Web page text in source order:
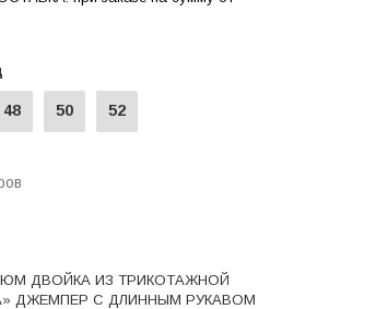
48 50 52
ДВОЙКА ИЗ ТРИКОТАЖНОЙ
ДЖЕМПЕР С ДЛИННЫМ РУКАВОМ